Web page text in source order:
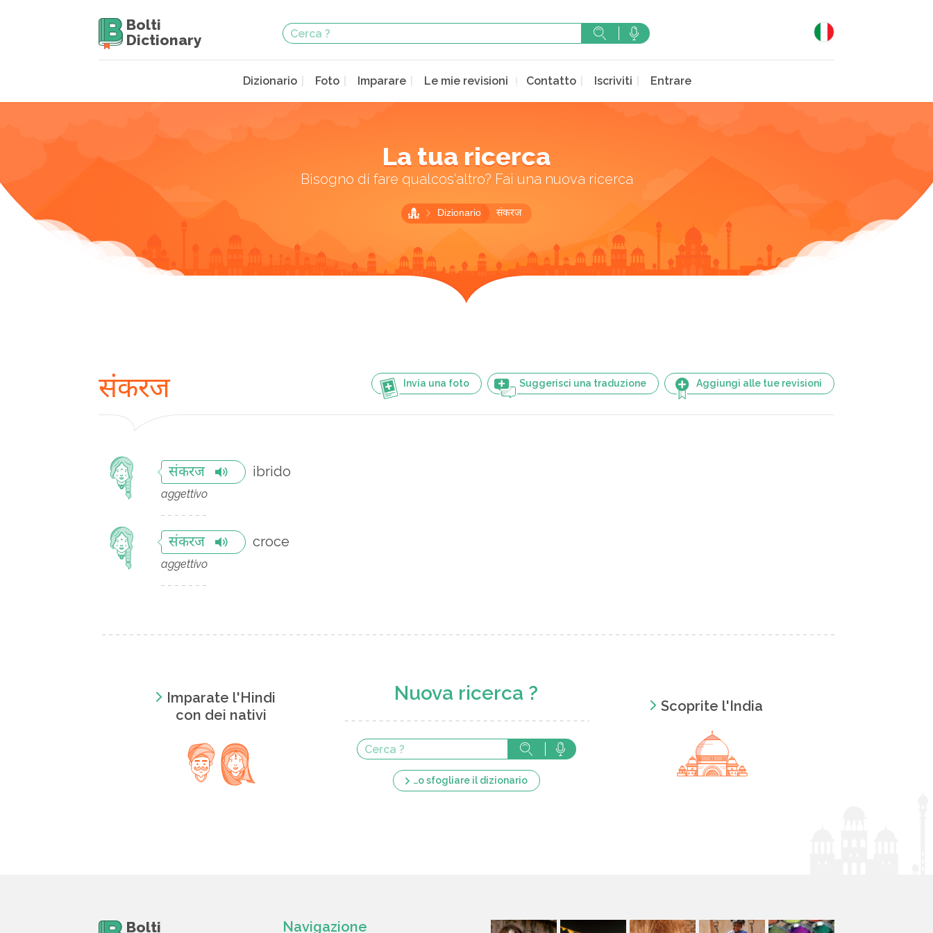
Bolti
Dictionary
Dizionario Foto Imparare Le mie revisioni Contatto Iscriviti Entrare
La tua ricerca
Bisogno di fare qualcos'altro? Fai una nuova ricerca
Dizionario संकरज
Invia una foto Suggerisci una traduzione Aggiungi alle tue revisioni
संकरज
संकरज ibrido
aggettivo
संकरज croce
aggettivo
Imparate l'Hindi
con dei nativi
Nuova ricerca ?
…o sfogliare il dizionario
Scoprite l'India
Bolti Navigazione